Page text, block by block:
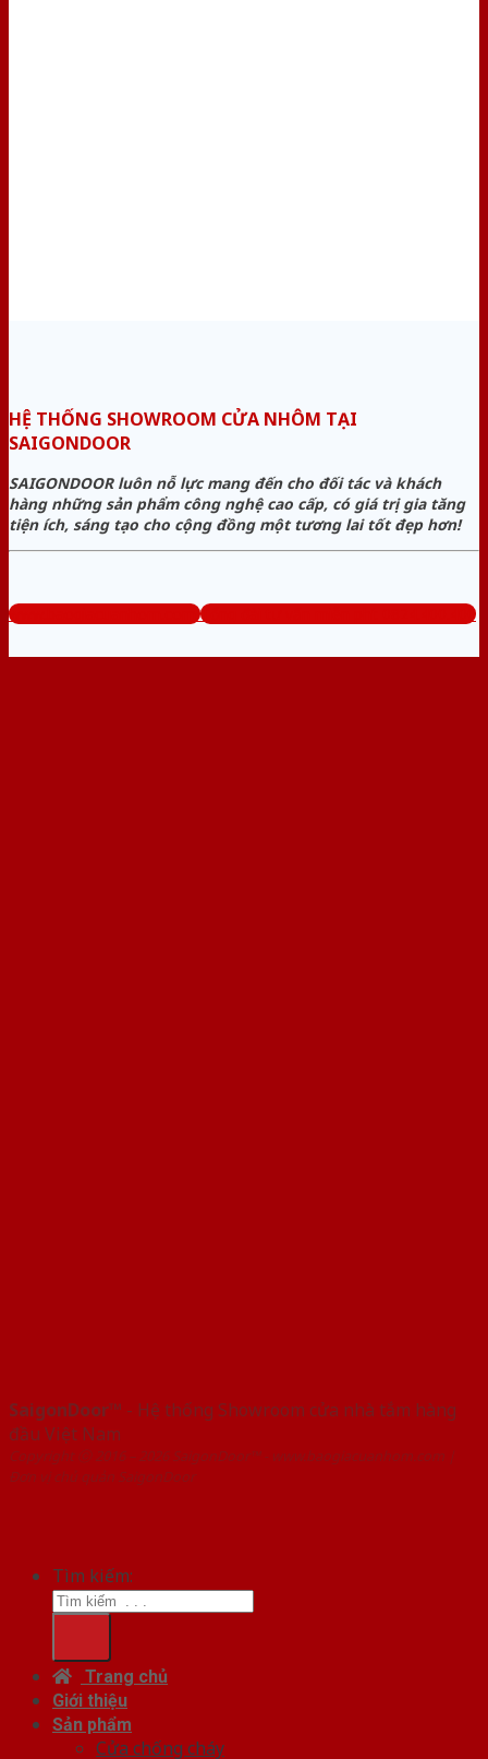
HỆ THỐNG SHOWROOM CỬA NHÔM TẠI
SAIGONDOOR
SAIGONDOOR luôn nỗ lực mang đến cho đối tác và khách
hàng những sản phẩm công nghệ cao cấp, có giá trị gia tăng
tiện ích, sáng tạo cho cộng đồng một tương lai tốt đẹp hơn!
www.baogiacuanhom.com Tổng đài tư vấn miễn phí: 0824.400.400
SaigonDoor™ - Hệ thống Showroom cửa nhà tắm hàng
đầu Việt Nam
Copyright ⓒ 2016 – 2026 SaigonDoor™ - www.baogiacuanhom.com |
Đơn vị chủ quản SaigonDoor
Tìm kiếm:
Trang chủ
Giới thiệu
Sản phẩm
Cửa chống cháy